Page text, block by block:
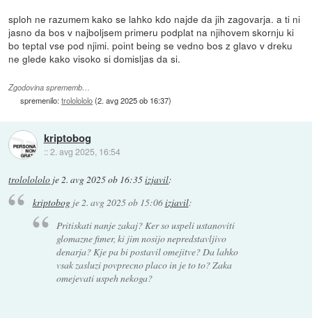
sploh ne razumem kako se lahko kdo najde da jih zagovarja. a ti ni
jasno da bos v najboljsem primeru podplat na njihovem skornju ki
bo teptal vse pod njimi. point being se vedno bos z glavo v dreku
ne glede kako visoko si domisljas da si.
Zgodovina sprememb…
spremenilo:trololololo(2. avg 2025 ob 16:37)
kriptobog
::2. avg 2025, 16:54
trololololo je2. avg 2025 ob 16:35izjavil:
kriptobogje2. avg 2025 ob 15:06izjavil:
Pritiskati nanje zakaj? Ker so uspeli ustanoviti
glomazne fimer, ki jim nosijo nepredstavljivo
denarja? Kje pa bi postavil omejitve? Da lahko
vsak zasluzi povprecno placo in je to to? Zaka
omejevati uspeh nekoga?